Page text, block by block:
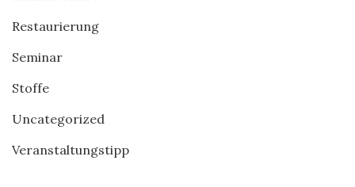
Restaurierung
Seminar
Stoffe
Uncategorized
Veranstaltungstipp